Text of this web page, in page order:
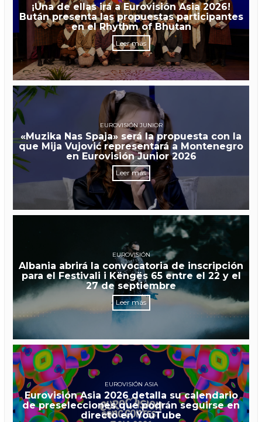
¡Una de ellas irá a Eurovisión Asia 2026!
Bután presenta las propuestas participantes
en el Rhythm of Bhutan
Leer más
EUROVISIÓN JUNIOR
«Muzika Nas Spaja» será la propuesta con la
que Mija Vujović representará a Montenegro
en Eurovisión Junior 2026
Leer más
EUROVISIÓN
Albania abrirá la convocatoria de inscripción
para el Festivali i Këngës 65 entre el 22 y el
27 de septiembre
Leer más
EUROVISIÓN ASIA
Eurovisión Asia 2026 detalla su calendario
de preselecciones que podrán seguirse en
directo en YouTube